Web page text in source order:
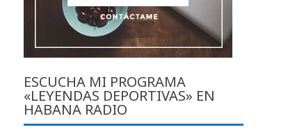
ESCUCHA MI PROGRAMA
«LEYENDAS DEPORTIVAS» EN
HABANA RADIO